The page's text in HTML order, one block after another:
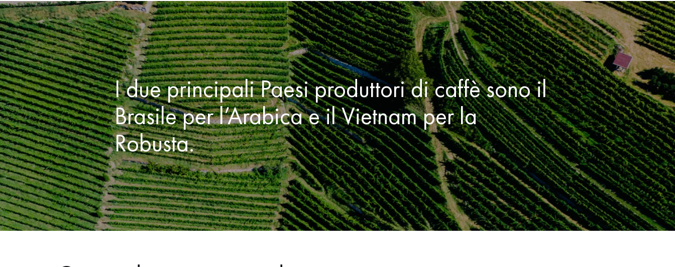
I due principali Paesi produttori di caffè sono il
Brasile per l’Arabica e il Vietnam per la
Robusta.